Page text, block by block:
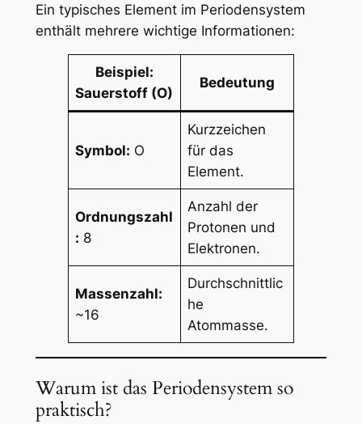
Ein typisches Element im Periodensystem
enthält mehrere wichtige Informationen:
Beispiel:
Sauerstoff (O)
Bedeutung
Symbol: O
Kurzzeichen
für das
Element.
Ordnungszahl
: 8
Anzahl der
Protonen und
Elektronen.
Massenzahl:
~16
Durchschnittlic
he
Atommasse.
Warum ist das Periodensystem so
praktisch?